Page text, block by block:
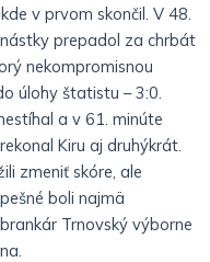
v prvom skončil. V 48.
prepadol za chrbát
nekompromisnou
úlohy štatistu – 3:0.
a v 61. minúte
Kiru aj druhýkrát.
zmeniť skóre, ale
boli najmä
Trnovský výborne